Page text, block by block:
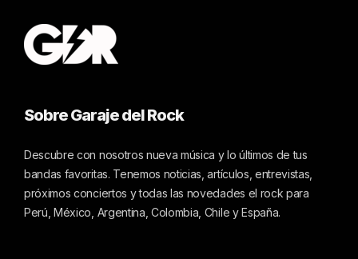
Sobre Garaje del Rock
Descubre con nosotros nueva música y lo últimos de tus
bandas favoritas. Tenemos noticias, artículos, entrevistas,
próximos conciertos y todas las novedades el rock para
Perú, México, Argentina, Colombia, Chile y España.